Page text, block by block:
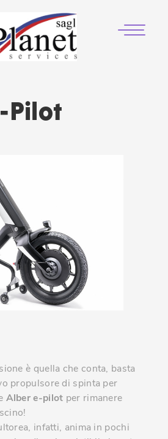
Pilot
è quella che conta, basta
propulsore di spinta per
Alber e-pilot per rimanere
infatti, anima in pochi